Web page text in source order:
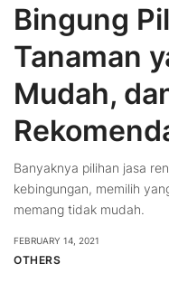
Bingung
Tanaman
Mudah,
Banyaknya pilihan jasa
kebingungan, memilih
memang tidak mudah.
FEBRUARY 14, 2021
OTHERS